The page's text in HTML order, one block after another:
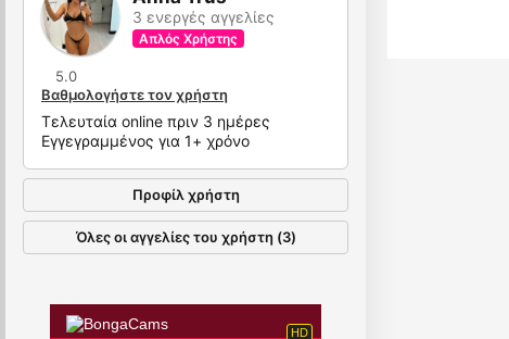
3 ενεργές αγγελίες
Απλός Χρήστης
5.0
Βαθμολογήστε τον χρήστη
Τελευταία online πριν 3 ημέρες
Εγγεγραμμένος για 1+ χρόνο
Προφίλ χρήστη
Όλες οι αγγελίες του χρήστη (3)